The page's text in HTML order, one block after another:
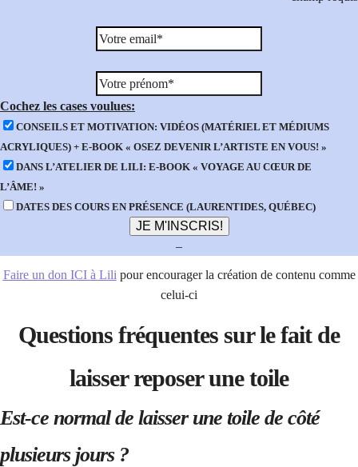
Cochez les cases voulues:
CONSEILS ET MOTIVATION: VIDÉOS (MATÉRIEL ET MÉDIUMS
ACRYLIQUES) + E-BOOK « OSEZ DEVENIR L’ARTISTE EN VOUS! »
DANS L’ATELIER DE LILI: E-BOOK « VOYAGE AU CŒUR DE
L’ÂME! »
DATES DES COURS EN PRÉSENCE (LAURENTIDES, QUÉBEC)
–
Faire un don ICI à Lili pour encourager la création de contenu comme
celui-ci
Questions fréquentes sur le fait de
laisser reposer une toile
Est-ce normal de laisser une toile de côté
plusieurs jours ?